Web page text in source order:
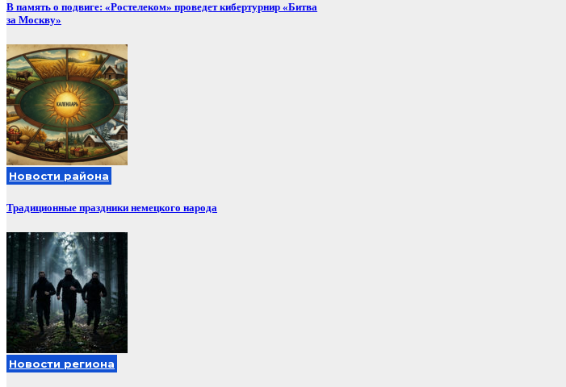
В память о подвиге: «Ростелеком» проведет кибертурнир «Битва
за Москву»
Новости района
Традиционные праздники немецкого народа
Новости региона